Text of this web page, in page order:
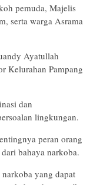
pemuda, Majelis
serta warga Asrama
Ayatullah
Kelurahan Pampang
dan
lingkungan.
peran orang
bahaya narkoba.
yang dapat